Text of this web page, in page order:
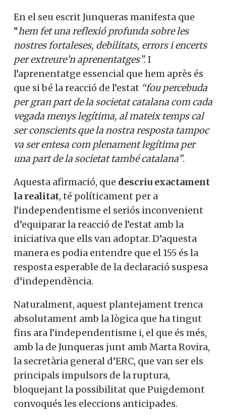
En el seu escrit Junqueras manifesta que
“hem fet una reflexió profunda sobre les
nostres fortaleses, debilitats, errors i encerts
per extreure’n aprenentatges”. I
l’aprenentatge essencial que hem après és
que si bé la reacció de l’estat “fou percebuda
per gran part de la societat catalana com cada
vegada menys legítima, al mateix temps cal
ser conscients que la nostra resposta tampoc
va ser entesa com plenament legítima per
una part de la societat també catalana”.
Aquesta afirmació, que descriu exactament
la realitat, té políticament per a
l’independentisme el seriós inconvenient
d’equiparar la reacció de l’estat amb la
iniciativa que ells van adoptar. D’aquesta
manera es podia entendre que el 155 és la
resposta esperable de la declaració suspesa
d’independència.
Naturalment, aquest plantejament trenca
absolutament amb la lògica que ha tingut
fins ara l’independentisme i, el que és més,
amb la de Junqueras junt amb Marta Rovira,
la secretària general d’ERC, que van ser els
principals impulsors de la ruptura,
bloquejant la possibilitat que Puigdemont
convoqués les eleccions anticipades.